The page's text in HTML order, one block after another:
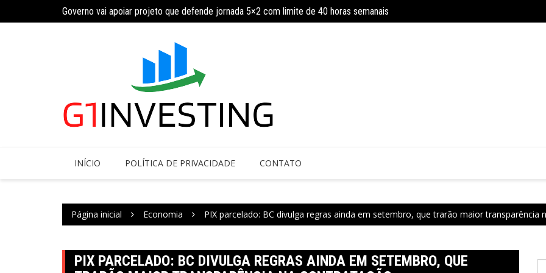
Governo vai apoiar projeto que defende jornada 5×2 com limite de 40 horas semanais
INSS amplia temporariamente prazo de auxílio-doença sem perícia; entenda mudanças
Concurso do IBGE tem 9 mil vagas
INÍCIO POLÍTICA DE PRIVACIDADE CONTATO
Página inicial Economia PIX parcelado: BC divulga regras ainda em setembro, que trarão maior transparência
PIX PARCELADO: BC DIVULGA REGRAS AINDA EM SETEMBRO, QUE